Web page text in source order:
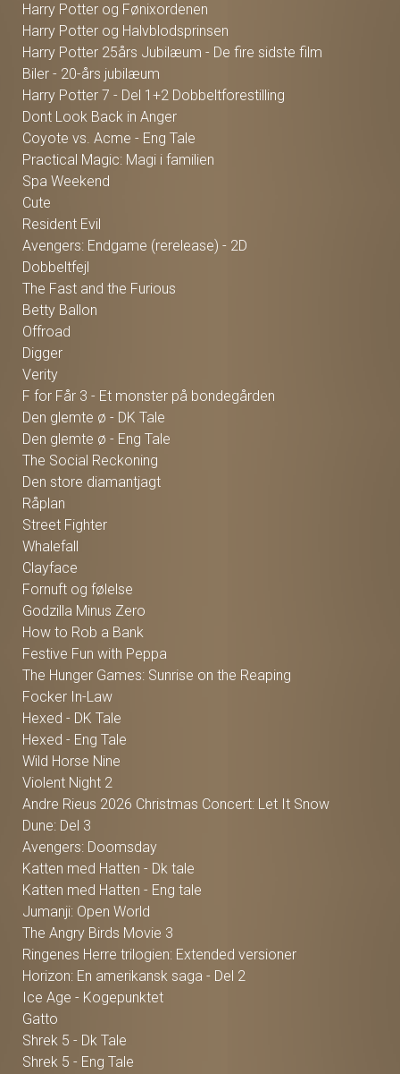
Harry Potter og Fønixordenen
Harry Potter og Halvblodsprinsen
Harry Potter 25års Jubilæum - De fire sidste film
Biler - 20-års jubilæum
Harry Potter 7 - Del 1+2 Dobbeltforestilling
Dont Look Back in Anger
Coyote vs. Acme - Eng Tale
Practical Magic: Magi i familien
Spa Weekend
Cute
Resident Evil
Avengers: Endgame (rerelease) - 2D
Dobbeltfejl
The Fast and the Furious
Betty Ballon
Offroad
Digger
Verity
F for Får 3 - Et monster på bondegården
Den glemte ø - DK Tale
Den glemte ø - Eng Tale
The Social Reckoning
Den store diamantjagt
Råplan
Street Fighter
Whalefall
Clayface
Fornuft og følelse
Godzilla Minus Zero
How to Rob a Bank
Festive Fun with Peppa
The Hunger Games: Sunrise on the Reaping
Focker In-Law
Hexed - DK Tale
Hexed - Eng Tale
Wild Horse Nine
Violent Night 2
Andre Rieus 2026 Christmas Concert: Let It Snow
Dune: Del 3
Avengers: Doomsday
Katten med Hatten - Dk tale
Katten med Hatten - Eng tale
Jumanji: Open World
The Angry Birds Movie 3
Ringenes Herre trilogien: Extended versioner
Horizon: En amerikansk saga - Del 2
Ice Age - Kogepunktet
Gatto
Shrek 5 - Dk Tale
Shrek 5 - Eng Tale